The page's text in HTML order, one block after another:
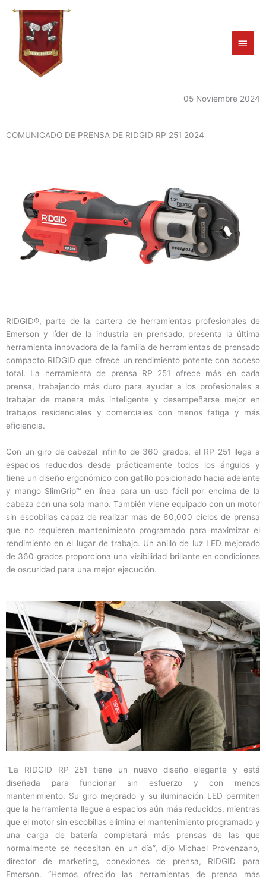
contenido
05 Noviembre 2024
COMUNICADO DE PRENSA DE RIDGID RP 251 2024
RIDGID®, parte de la cartera de herramientas profesionales de
Emerson y líder de la industria en prensado, presenta la última
herramienta innovadora de la familia de herramientas de prensado
compacto RIDGID que ofrece un rendimiento potente con acceso
total. La herramienta de prensa RP 251 ofrece más en cada
prensa, trabajando más duro para ayudar a los profesionales a
trabajar de manera más inteligente y desempeñarse mejor en
trabajos residenciales y comerciales con menos fatiga y más
eficiencia.
Con un giro de cabezal infinito de 360 ​​grados, el RP 251 llega a
espacios reducidos desde prácticamente todos los ángulos y
tiene un diseño ergonómico con gatillo posicionado hacia adelante
y mango SlimGrip™ en línea para un uso fácil por encima de la
cabeza con una sola mano. También viene equipado con un motor
sin escobillas capaz de realizar más de 60,000 ciclos de prensa
que no requieren mantenimiento programado para maximizar el
rendimiento en el lugar de trabajo. Un anillo de luz LED mejorado
de 360 ​​grados proporciona una visibilidad brillante en condiciones
de oscuridad para una mejor ejecución.
“La RIDGID RP 251 tiene un nuevo diseño elegante y está
diseñada para funcionar sin esfuerzo y con menos
mantenimiento. Su giro mejorado y su iluminación LED permiten
que la herramienta llegue a espacios aún más reducidos, mientras
que el motor sin escobillas elimina el mantenimiento programado y
una carga de batería completará más prensas de las que
normalmente se necesitan en un día”, dijo Michael Provenzano,
director de marketing, conexiones de prensa, RIDGID para
Emerson. “Hemos ofrecido las herramientas de prensa más